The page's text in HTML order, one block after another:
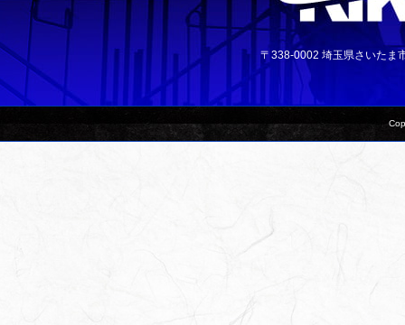
〒338-0002 埼玉県さいた